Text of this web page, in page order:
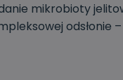
mikrobioty
odsłonie